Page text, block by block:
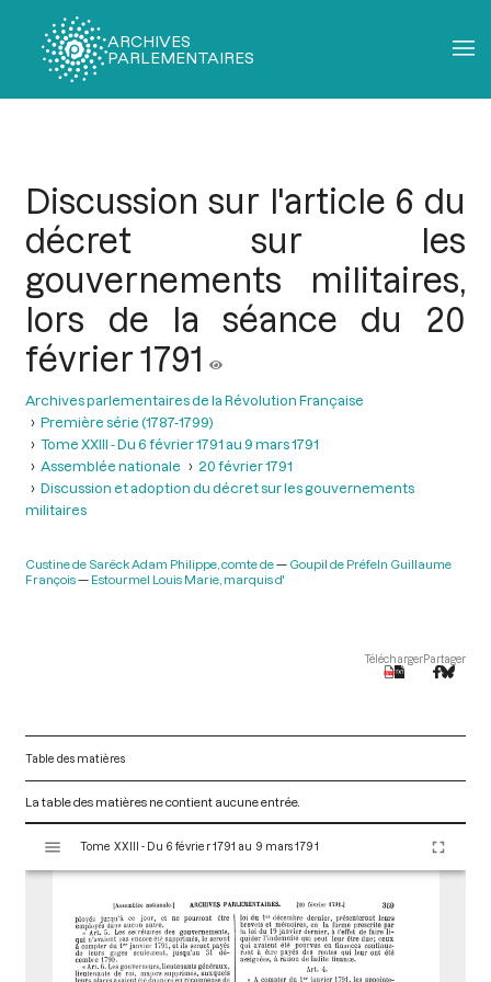
ARCHIVES
PARLEMENTAIRES
Discussion sur l'article 6 du
décret sur les
gouvernements militaires,
lors de la séance du 20
février 1791
Archives parlementaires de la Révolution Française
Première série (1787-1799)
Tome XXIII - Du 6 février 1791 au 9 mars 1791
Assemblée nationale
20 février 1791
Discussion et adoption du décret sur les gouvernements
militaires
Custine de Sarëck Adam Philippe, comte de
Goupil de Préfeln Guillaume
François
Estourmel Louis Marie, marquis d'
TéléchargerPartager
Table des matières
La table des matières ne contient aucune entrée.
s
Tome XXIII - Du 6 février 1791 au 9 mars 1791